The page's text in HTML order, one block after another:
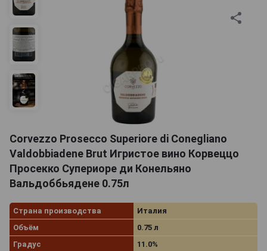
Corvezzo Prosecco Superiore di Conegliano
Valdobbiadene Brut Игристое вино Корвеццо
Просекко Супериоре ди Конельяно
Вальдоббьядене 0.75л
Страна производства
Италия
Объём
0.75 л
Градус
11.0%